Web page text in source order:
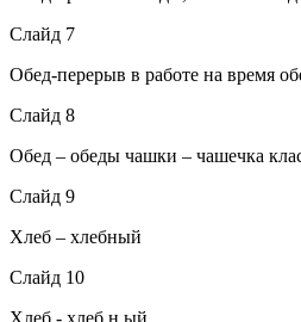
Слайд 7
Обед-перерыв в работе на время
Слайд 8
Обед – обеды чашки – чашечка
Слайд 9
Хлеб – хлебный
Слайд 10
Хлеб - хлеб н ый